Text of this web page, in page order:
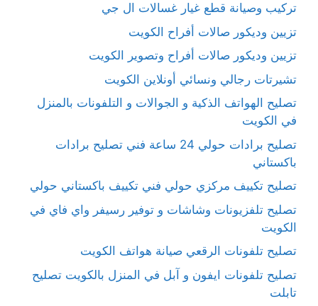
تركيب وصيانة قطع غيار غسالات ال جي
تزيين وديكور صالات أفراح الكويت
تزيين وديكور صالات أفراح وتصوير الكويت
تشيرتات رجالي ونسائي أونلاين الكويت
تصليح الهواتف الذكية و الجوالات و التلفونات بالمنزل
في الكويت
تصليح برادات حولي 24 ساعة فني تصليح برادات
باكستاني
تصليح تكييف مركزي حولي فني تكييف باكستاني حولي
تصليح تلفزيونات وشاشات و توفير رسيفر واي فاي في
الكويت
تصليح تلفونات الرقعي صيانة هواتف الكويت
تصليح تلفونات ايفون و آبل في المنزل بالكويت تصليح
تابلت